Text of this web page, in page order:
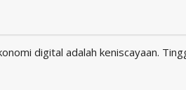
digital adalah keniscayaan.